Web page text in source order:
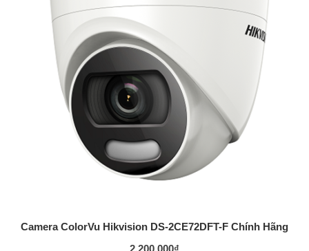
Camera ColorVu Hikvision DS-2CE72DFT-F Chính Hãng